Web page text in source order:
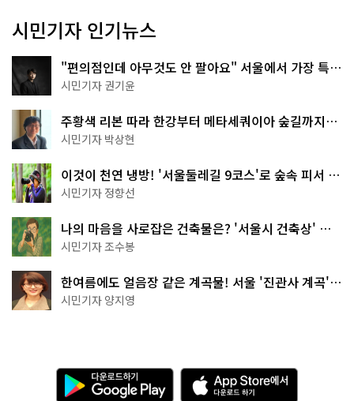
시민기자 인기뉴스
"편의점인데 아무것도 안 팔아요" 서울에서 가장 특별
한 편의점의 정체
시민기자 권기윤
주황색 리본 따라 한강부터 메타세쿼이아 숲길까지…
서울둘레길 15코스
시민기자 박상현
이것이 천연 냉방! '서울둘레길 9코스'로 숲속 피서 떠
나볼까
시민기자 정향선
나의 마음을 사로잡은 건축물은? '서울시 건축상' 수
상작 공개!
시민기자 조수봉
한여름에도 얼음장 같은 계곡물! 서울 '진관사 계곡'이
천국이네~
시민기자 양지영
다
운
A
p